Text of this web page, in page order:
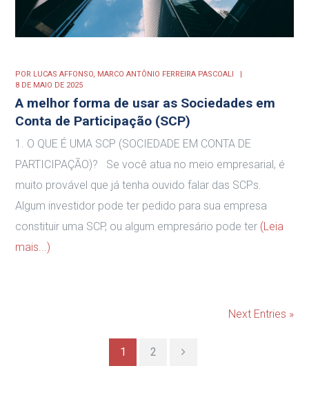
POR LUCAS AFFONSO, MARCO ANTÔNIO FERREIRA PASCOALI
8 DE MAIO DE 2025
A melhor forma de usar as Sociedades em
Conta de Participação (SCP)
1. O QUE É UMA SCP (SOCIEDADE EM CONTA DE
PARTICIPAÇÃO)? Se você atua no meio empresarial, é
muito provável que já tenha ouvido falar das SCPs.
Algum investidor pode ter pedido para sua empresa
constituir uma SCP, ou algum empresário pode ter (Leia
mais...)
Next Entries »
1 2